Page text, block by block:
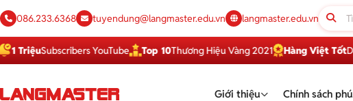
086.233.6368 tuyendung@langmaster.edu.vn langmaster.edu.vn
Subscribers YouTube Top 10Thương Hiệu Vàng 2021 Hàng Việt TốtDịch Vụ
Giới thiệu Chính sách